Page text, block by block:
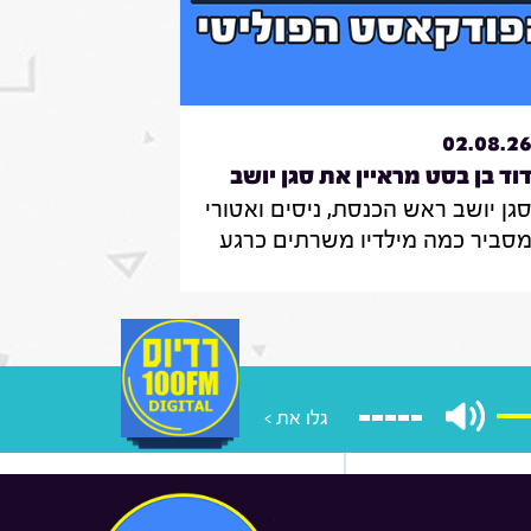
02.08.26
דוד בן בסט מראיין את סגן יושב
ראש הכנסת, ניסים
ואטורי|31.7.26
סגן יושב ראש הכנסת, ניסים ואטורי
מסביר כמה מילדיו משרתים כרגע
בממשלה הבאה
גלו את >